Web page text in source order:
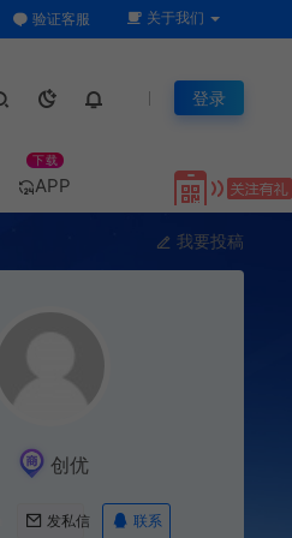
验证客服 关于我们
登录
APP
下载
我要投稿
创优
发私信 联系